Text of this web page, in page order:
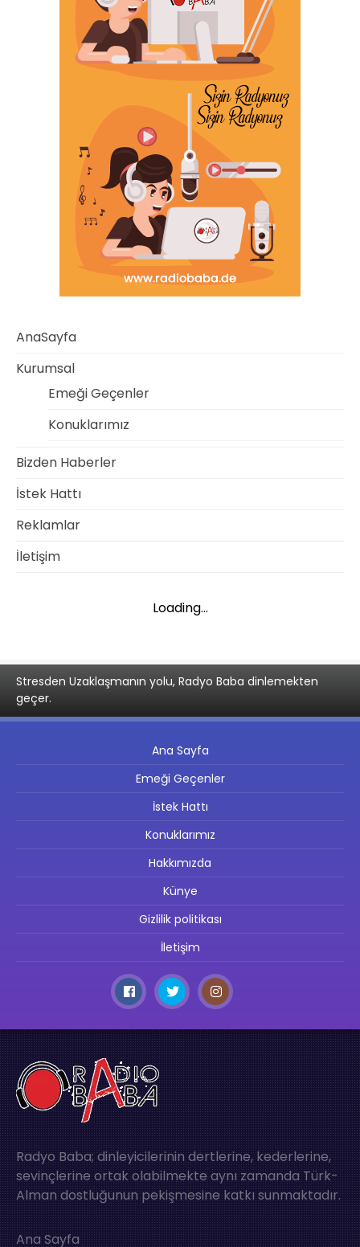
AnaSayfa
Kurumsal
Emeği Geçenler
Konuklarımız
Bizden Haberler
İstek Hattı
Reklamlar
İletişim
Loading...
Stresden Uzaklaşmanın yolu, Radyo Baba dinlemekten
geçer.
Ana Sayfa
Emeği Geçenler
İstek Hattı
Konuklarımız
Hakkımızda
Künye
Gizlilik politikası
İletişim
Radyo Baba; dinleyicilerinin dertlerine, kederlerine,
sevinçlerine ortak olabilmekte aynı zamanda Türk-
Alman dostluğunun pekişmesine katkı sunmaktadır.
Ana Sayfa